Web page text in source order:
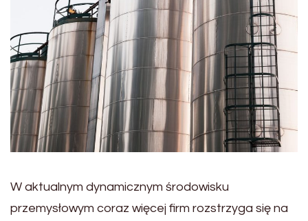
W aktualnym dynamicznym środowisku
przemysłowym coraz więcej firm rozstrzyga się na